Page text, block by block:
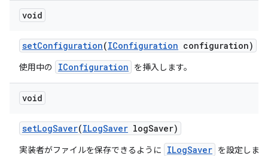
void
setConfiguration(IConfiguration configuration)
使用中の IConfiguration を挿入します。
void
setLogSaver(ILogSaver logSaver)
実装者がファイルを保存できるように ILogSaver を設定しま